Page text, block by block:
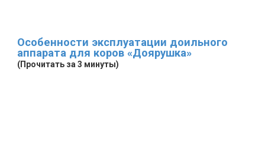
Особенности эксплуатации доильного
аппарата для коров «Доярушка»
(Прочитать за 3 минуты)